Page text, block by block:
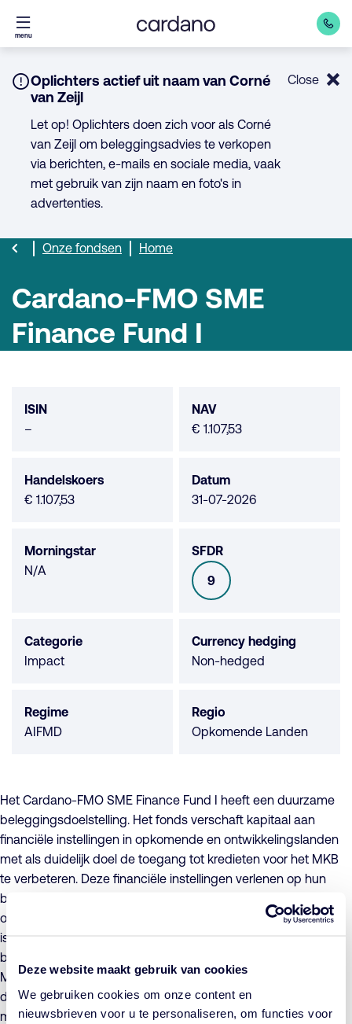
Deze website maakt gebruik van cookies
We gebruiken cookies om onze content en
nieuwsbrieven voor u te personaliseren, om functies voor
Direct
naar
menu
Notice:
Oplichters actief uit naam van Corné
van Zeijl
Let op! Oplichters doen zich voor als Corné
van Zeijl om beleggingsadvies te verkopen
via berichten, e-mails en sociale media, vaak
met gebruik van zijn naam en foto's in
advertenties.
Close
Home
Onze fondsen
Cardano-FMO SME
Finance Fund I
data
ISIN
Geen
–
NAV
€ 1.107,53
Handelskoers
€ 1.107,53
Datum
31-07-2026
Morningstar
Morningstar
N/A
SFDR
SFDR
9
Categorie
Impact
Currency hedging
Non-hedged
Regime
AIFMD
Regio
Opkomende Landen
Het Cardano-FMO SME Finance Fund I heeft een duurzame
beleggingsdoelstelling. Het fonds verschaft kapitaal aan
financiële instellingen in opkomende en ontwikkelingslanden
met als duidelijk doel de toegang tot kredieten voor het MKB
te verbeteren. Deze financiële instellingen verlenen op hun
beurt kredieten en overige financiële diensten aan het MKB in
opkomende markten en ontwikkelingslanden. De MKB-sector
is in deze landen relatief onderontwikkeld. Een van de
belangrijkste factoren die de verdere ontwikkeling van het
MKB in de weg staat, is de beperkte toegang tot financiële
diensten. Zeventig procent van het MKB in opkomende
markten wordt onvoldoende bediend. Om de toegang tot